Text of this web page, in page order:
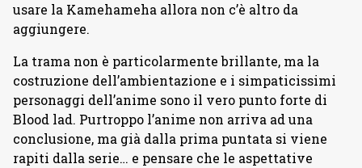
usare la Kamehameha allora non c’è altro da
aggiungere.
La trama non è particolarmente brillante, ma la
costruzione dell’ambientazione e i simpaticissimi
personaggi dell’anime sono il vero punto forte di
Blood lad. Purtroppo l’anime non arriva ad una
conclusione, ma già dalla prima puntata si viene
rapiti dalla serie… e pensare che le aspettative